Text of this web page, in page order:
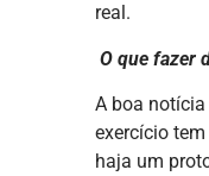
real.
O que fazer
A boa notícia
exercício
haja um